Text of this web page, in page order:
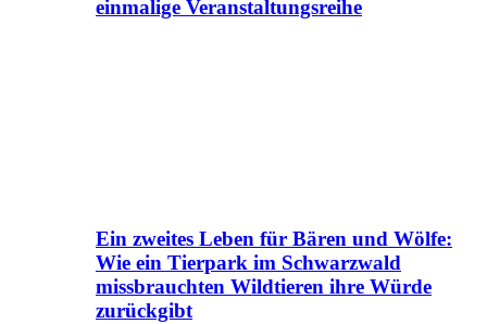
einmalige Veranstaltungsreihe
Ein zweites Leben für Bären und Wölfe:
Wie ein Tierpark im Schwarzwald
missbrauchten Wildtieren ihre Würde
zurückgibt